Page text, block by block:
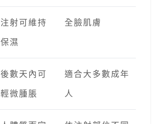
射可維持
濕
全臉肌膚
數天內可
微腫脹
適合大多數成年
人